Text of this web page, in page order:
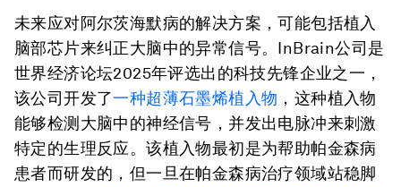
未来应对阿尔茨海默病的解决方案，可能包括植入
脑部芯片来纠正大脑中的异常信号。InBrain公司是
世界经济论坛2025年评选出的科技先锋企业之一，
该公司开发了一种超薄石墨烯植入物 ，这种植入物
能够检测大脑中的神经信号，并发出电脉冲来刺激
特定的生理反应。该植入物最初是为帮助帕金森病
患者而研发的，但一旦在帕金森病治疗领域站稳脚